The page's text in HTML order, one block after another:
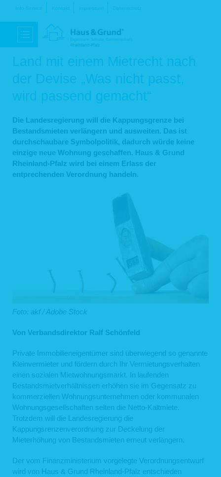
Navigation
Info-Service Kontakt Impressum Datenschutz
Land mit einem Mietrecht nach
der Devise „Was nicht passt,
wird passend gemacht“
Die Landesregierung will die Kappungsgrenze bei
Bestandsmieten verlängern und ausweiten. Das ist
durchschaubare Symbolpolitik, dadurch würde keine
einzige neue Wohnung geschaffen. Haus & Grund
Rheinland-Pfalz wird bei einem Erlass der
entprechenden Verordnung handeln.
Foto: akf / Adobe Stock
Von Verbandsdirektor Ralf Schönfeld
Private Immobilieneigentümer sind überwiegend so genannte
Kleinvermieter und fördern durch Ihr Vermietungsverhalten
einen sozialen Mietwohnungsmarkt. In laufenden
Bestandsmietverhältnissen erhöhen sie im Gegensatz zu
kommerziellen Wohnungsunternehmen oder kommunalen
Wohnungsgesellschaften selten die Netto-Kaltmiete.
Trotzdem will die Landesregierung die
Kappungsrenzenverordnung zur Deckelung der
Mieterhöhung von Bestandsmieten erneut verlängern.
Der vom Finanzministerium vorgelegte Verordnungsentwurf
wird von Haus & Grund Rheinland-Pfalz entschieden